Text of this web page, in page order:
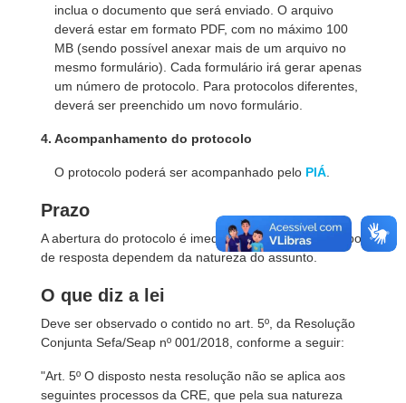
inclua o documento que será enviado. O arquivo
deverá estar em formato PDF, com no máximo 100
MB (sendo possível anexar mais de um arquivo no
mesmo formulário). Cada formulário irá gerar apenas
um número de protocolo. Para protocolos diferentes,
deverá ser preenchido um novo formulário.
4. Acompanhamento do protocolo
O protocolo poderá ser acompanhado pelo PIÁ
Prazo
A abertura do protocolo é imediata. O trâmite e o tempo
de resposta dependem da natureza do assunto.
O que diz a lei
Deve ser observado o contido no art. 5º, da Resolução
Conjunta Sefa/Seap nº 001/2018, conforme a seguir:
"Art. 5º O disposto nesta resolução não se aplica aos
seguintes processos da CRE, que pela sua natureza